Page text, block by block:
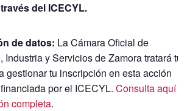
del ICECYL.
de datos: La Cámara Oficial de
Industria y Servicios de Zamora tratará tus
gestionar tu inscripción en esta acción
por el ICECYL.Consulta aquí la
completa.